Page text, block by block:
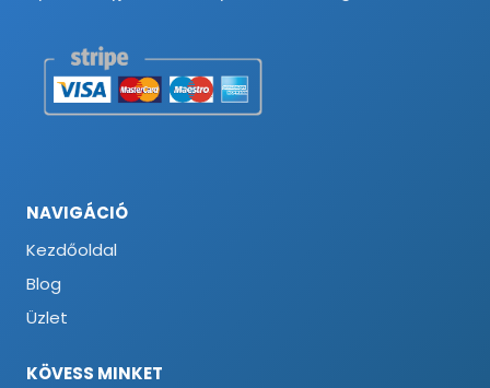
NAVIGÁCIÓ
Kezdőoldal
Blog
Üzlet
KÖVESS MINKET